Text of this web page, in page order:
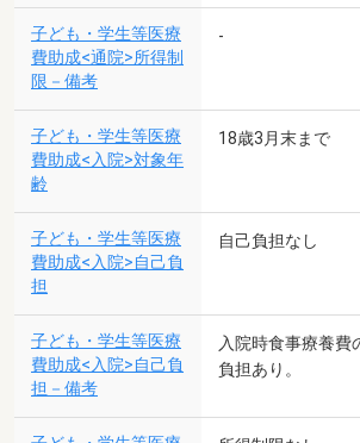
子ども・学生等医療
費助成<通院>所得制
限－備考
-
子ども・学生等医療
費助成<入院>対象年
齢
18歳3月末まで
子ども・学生等医療
費助成<入院>自己負
担
自己負担なし
子ども・学生等医療
費助成<入院>自己負
担－備考
入院時食事療養費
負担あり。